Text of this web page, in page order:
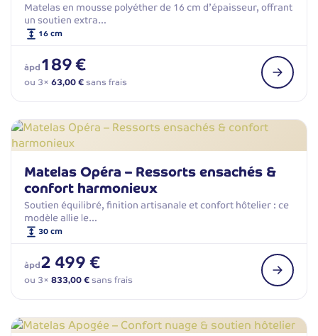
Matelas en mousse polyéther de 16 cm d’épaisseur, offrant
un soutien extra…
16 cm
àpd189 €
ou 3× 63,00 €sans frais
Matelas Opéra – Ressorts ensachés &
confort harmonieux
Soutien équilibré, finition artisanale et confort hôtelier : ce
modèle allie le…
30 cm
àpd2 499 €
ou 3× 833,00 €sans frais